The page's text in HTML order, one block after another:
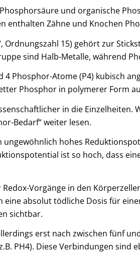
und organische
enthalten Zähne und Knochen
Ordnungszahl 15) gehört zur
sind Halb-Metalle, während
4 Phosphor-Atome (P4) kubisch
Phosphor in polymerer Form
in die
Bedarf“ weiter lesen.
ungewöhnlich hohes
ist so hoch, dass
Redox-Vorgänge in den
eine absolut tödliche Dosis für
sichtbar.
erst nach zwischen fünf
PH4). Diese Verbindungen